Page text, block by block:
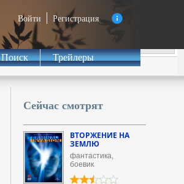
Войти Регистрация
Поиск Трейлеры
Сейчас смотрят
ВТОРЖЕНИЕ НА
ЗЕМЛЮ
фантастика,
боевик